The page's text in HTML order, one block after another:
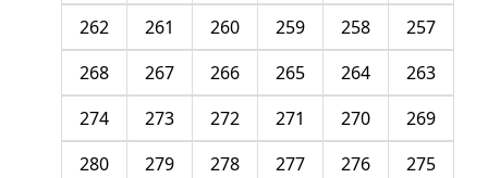
257
258
259
260
261
262
263
264
265
266
267
268
269
270
271
272
273
274
275
276
277
278
279
280